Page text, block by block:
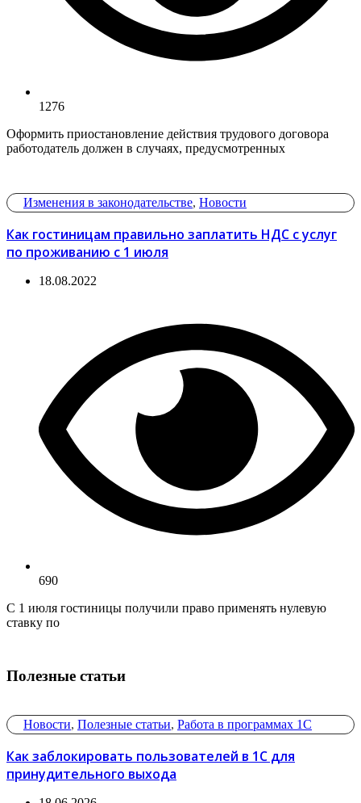
1276
Оформить приостановление действия трудового договора
работодатель должен в случаях, предусмотренных
Изменения в законодательстве, Новости
Как гостиницам правильно заплатить НДС с услуг
по проживанию с 1 июля
18.08.2022
690
С 1 июля гостиницы получили право применять нулевую
ставку по
Полезные статьи
Новости, Полезные статьи, Работа в программах 1С
Как заблокировать пользователей в 1С для
принудительного выхода